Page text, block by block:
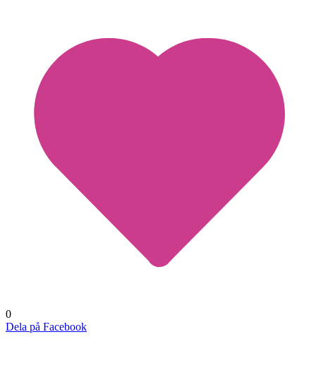
0
Dela på Facebook